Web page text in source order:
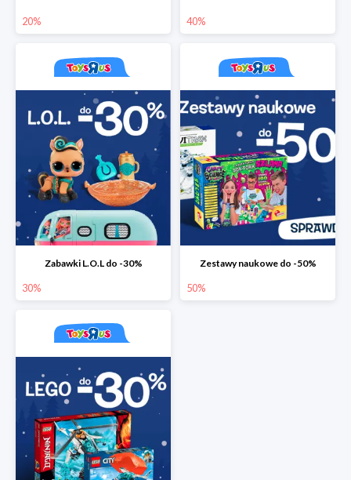
20% 40%
Zabawki L.O.L do -30%
30%
Zestawy naukowe do -50%
50%